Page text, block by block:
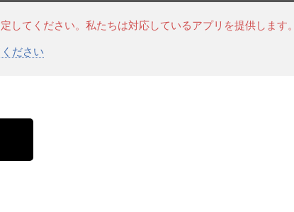
してください。私たちは対応しているアプリを提供します
ださい